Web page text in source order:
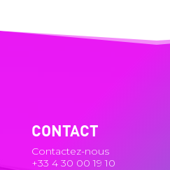
CONTACT
Contactez-nous
+33 4 30 00 19 10